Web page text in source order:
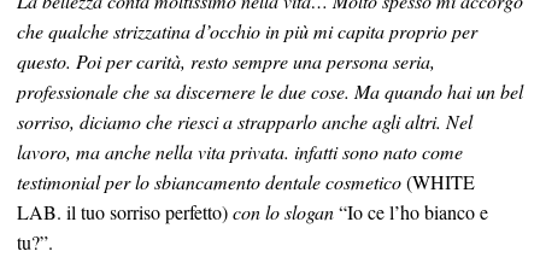
che qualche strizzatina d’occhio in più mi capita proprio per
questo. Poi per carità, resto sempre una persona seria,
professionale che sa discernere le due cose. Ma quando hai un bel
sorriso, diciamo che riesci a strapparlo anche agli altri. Nel
lavoro, ma anche nella vita privata. infatti sono nato come
testimonial per lo sbiancamento dentale cosmetico(WHITE
LAB. il tuo sorriso perfetto)con lo slogan“Io ce l’ho bianco e
tu?”.